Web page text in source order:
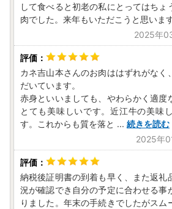
して食べると初老の私にとってはちょ
肉でした。来年もいただこうと思います
2025年
カネ吉山本さんのお肉ははずれがなく
だいています。
赤身といいましても、やわらかく適度
とても美味しいです。近江牛の美味
す。これからも質を落と ... 続きを読む
2025年
納税後証明書の到着も早く、また返礼
況が確認でき自分の予定に合わせる事
りました。年末の手続きでしたがスム